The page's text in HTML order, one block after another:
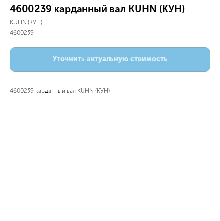
4600239 карданный вал KUHN (КУН)
KUHN (КУН)
4600239
Уточнить актуальную стоимость
4600239 карданный вал KUHN (КУН)